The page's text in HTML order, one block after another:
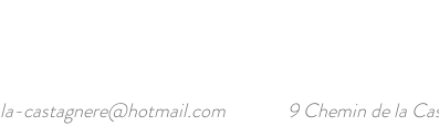
la-castagnere@hotmail.com 9 Chemin de la